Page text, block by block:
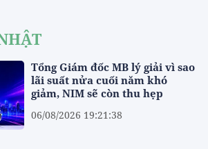
Tổng Giám đốc MB lý giải vì sao
lãi suất nửa cuối năm khó
giảm, NIM sẽ còn thu hẹp
06/08/2026 19:21:38